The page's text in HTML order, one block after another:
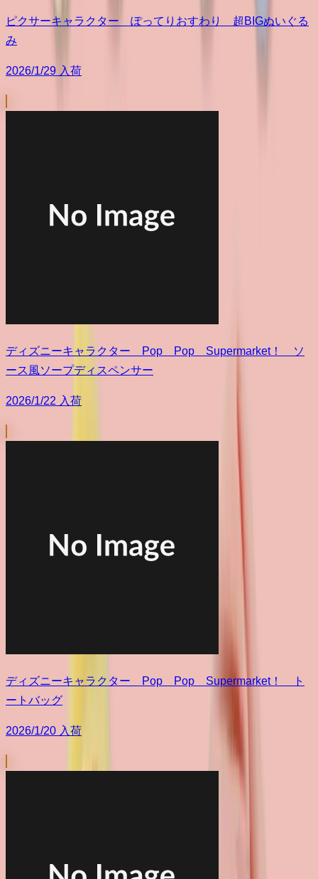
ピクサーキャラクター ぽってりおすわり 超BIGぬいぐる
み
2026/1/29 入荷
ディズニーキャラクター Pop Pop Supermarket！ ソ
ース風ソープディスペンサー
2026/1/22 入荷
ディズニーキャラクター Pop Pop Supermarket！ ト
ートバッグ
2026/1/20 入荷